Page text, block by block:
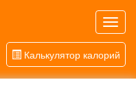
Калькулятор калорий